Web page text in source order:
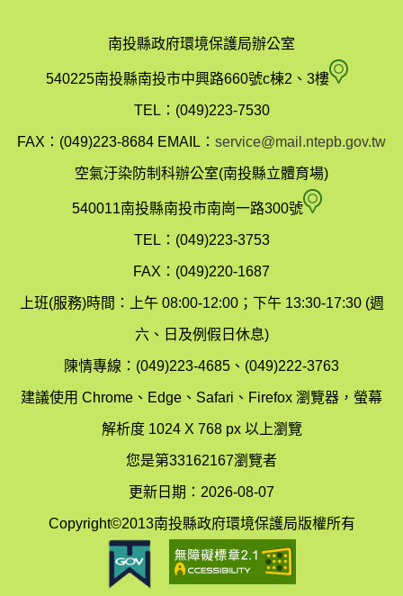
南投縣政府環境保護局辦公室
540225南投縣南投市中興路660號c棟2、3樓 南
縣
保
局
圖
TEL：(049)223-7530
FAX：(049)223-8684 EMAIL： service@mail.ntepb.gov.tw
空氣汙染防制科辦公室(南投縣立體育場)
540011南投縣南投市南崗一路300號 空
染
制
科
(南
TEL：(049)223-3753
FAX：(049)220-1687
上班(服務)時間：上午 08:00-12:00；下午 13:30-17:30 (週
六、日及例假日休息)
陳情專線：(049)223-4685、(049)222-3763
建議使用 Chrome、Edge、Safari、Firefox 瀏覽器，螢幕
解析度 1024 X 768 px 以上瀏覽
您是第33162167瀏覽者
更新日期：2026-08-07
Copyright©2013南投縣政府環境保護局版權所有